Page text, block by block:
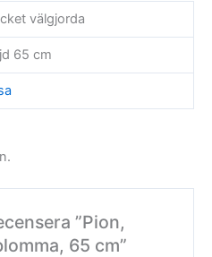
välgjorda
65 cm
”Pion,
65 cm”